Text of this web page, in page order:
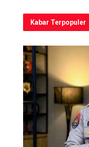
Kabar Terpopuler